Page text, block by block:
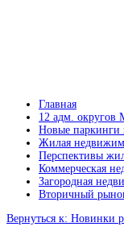
Главная
12 адм. округов
Новые паркинги
Жилая
Перспективы
Коммерческая
Загородная
Вторичный
Вернуться к: Новинки